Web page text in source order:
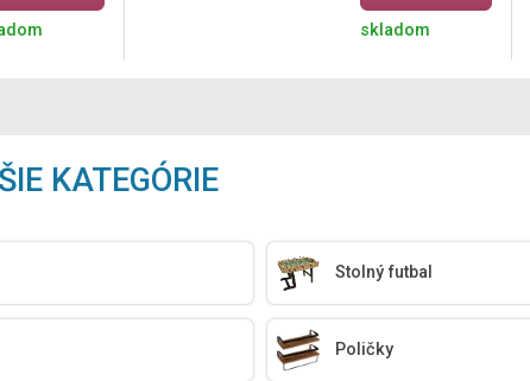
skladom
KATEGÓRIE
Stolný futbal
Poličky